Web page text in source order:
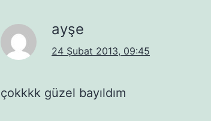
ayşe
24 Şubat 2013, 09:45
çokkkk güzel bayıldım